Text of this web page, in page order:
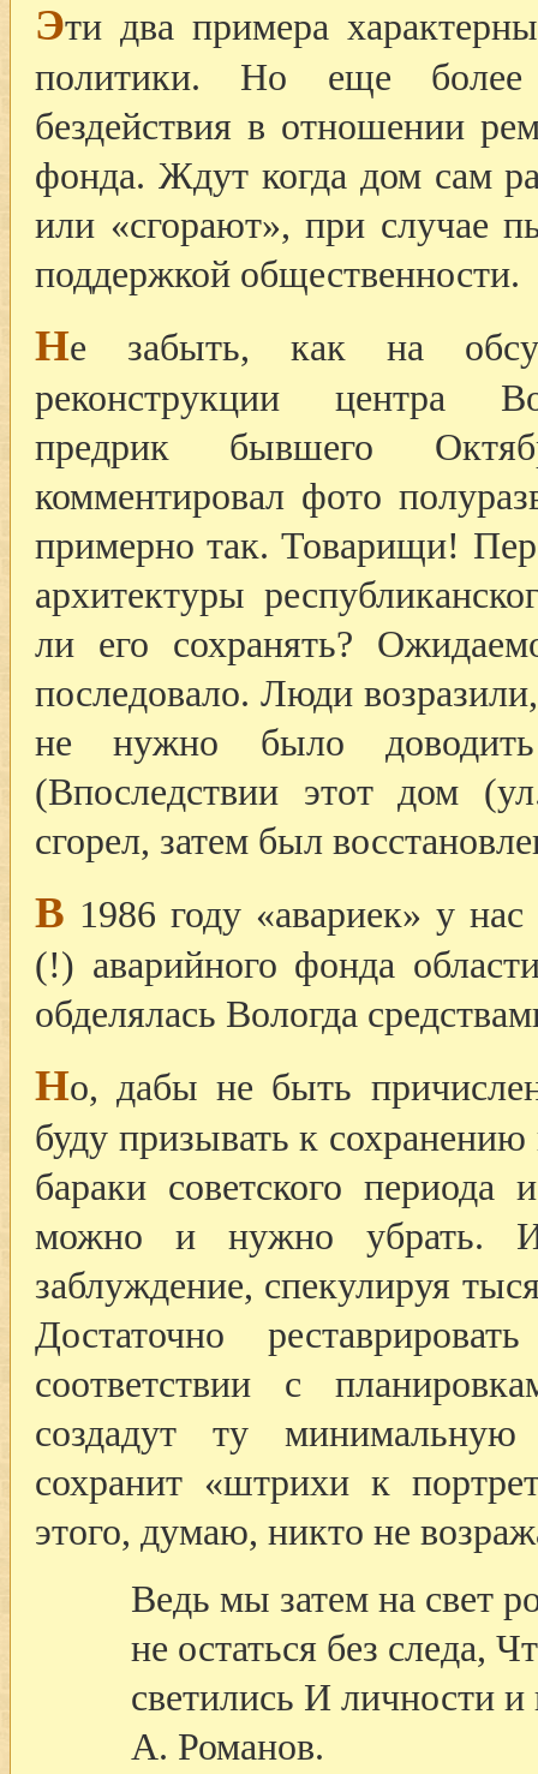
Эти два примера
политики. Но еще более
бездействия в отношении
фонда. Ждут когда дом сам
или «сгорают», при случае
поддержкой общественности.
Не забыть, как на
реконструкции центра
предрик бывшего
комментировал фото
примерно так. Товарищи!
архитектуры
ли его сохранять?
последовало. Люди
не нужно было
(Впоследствии этот дом
сгорел, затем был
В 1986 году «авариек» у
(!) аварийного фонда
обделялась Вологда
Но, дабы не быть
буду призывать к сохранению
бараки советского
можно и нужно убрать.
заблуждение, спекулируя
Достаточно
соответствии с
создадут ту
сохранит «штрихи к
этого, думаю, никто не
Ведь мы затем на свет
не остаться без следа,
светились И личности и
А. Романов.